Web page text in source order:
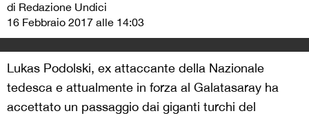
di Redazione Undici
16 Febbraio 2017 alle 14:03
Lukas Podolski, ex attaccante della Nazionale
tedesca e attualmente in forza al Galatasaray ha
accettato un passaggio dai giganti turchi del